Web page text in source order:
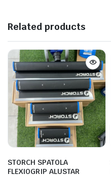
Related products
STORCH SPATOLA
FLEXIOGRIP ALUSTAR